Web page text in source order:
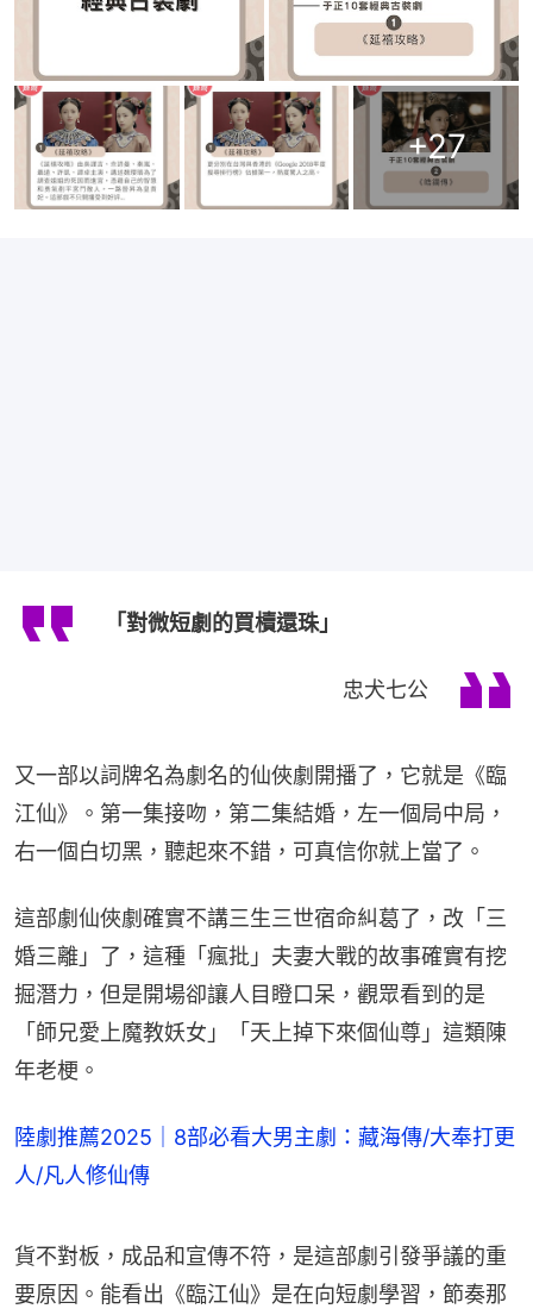
+27
「對微短劇的買櫝還珠」
忠犬七公
又一部以詞牌名為劇名的仙俠劇開播了，它就是《臨
江仙》。第一集接吻，第二集結婚，左一個局中局，
右一個白切黑，聽起來不錯，可真信你就上當了。
這部劇仙俠劇確實不講三生三世宿命糾葛了，改「三
婚三離」了，這種「瘋批」夫妻大戰的故事確實有挖
掘潛力，但是開場卻讓人目瞪口呆，觀眾看到的是
「師兄愛上魔教妖女」「天上掉下來個仙尊」這類陳
年老梗。
陸劇推薦2025｜8部必看大男主劇：藏海傳/大奉打更
人/凡人修仙傳
貨不對板，成品和宣傳不符，是這部劇引發爭議的重
要原因。能看出《臨江仙》是在向短劇學習，節奏那